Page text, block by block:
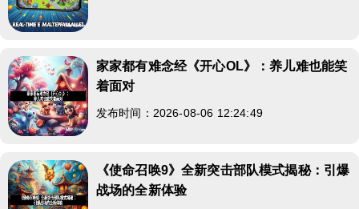
家家都有难念经《开心OL》：养儿难也能笑
着面对
发布时间：2026-08-06 12:24:49
《使命召唤9》全新突击部队模式揭秘：引爆
战场的全新体验